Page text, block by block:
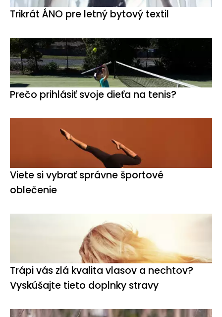
Trikrát ÁNO pre letný bytový textil
Prečo prihlásiť svoje dieťa na tenis?
Viete si vybrať správne športové
oblečenie
Trápi vás zlá kvalita vlasov a nechtov?
Vyskúšajte tieto doplnky stravy